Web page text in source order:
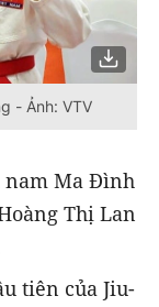
- Ảnh: VTV
nam Ma Đình
Thị Lan
tiên của Jiu-